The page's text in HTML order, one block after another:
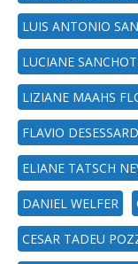
LUIS ANTONIO
LUCIANE
LIZIANE MAAHS
FLAVIO
ELIANE TATSCH
DANIEL WELFER
CESAR TADEU